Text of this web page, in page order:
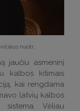
nuotr.
jaučiu asmeninį
kalbos kitimais
kai rengdama
latvių kalbos
Vėliau